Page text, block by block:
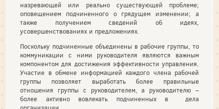
назревающей или реально существующей проблеме;
оповещением подчиненного о грядущем изменении; а
также получением сведений об идеях,
усовершенствованиях и предложениях.
Поскольку подчиненные объединены в рабочие группы, то
коммуникации с ними руководителя являются важным
компонентом для достижения эффективности управления.
Участие в обмене информацией каждого члена рабочей
группы позволяет выработать более правильные
отношения группы с руководителем, а руководителю –
более активно вовлекать подчиненных в дела